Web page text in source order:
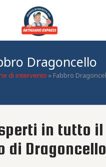
Dragoncello
di intervento » Fabbro
in tutto il
di Dragoncello